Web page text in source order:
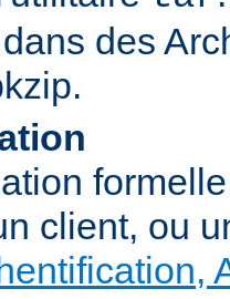
des
client, ou